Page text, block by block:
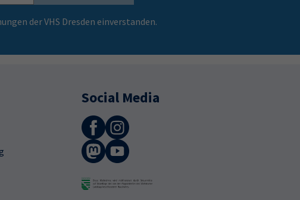
der VHS Dresden einverstanden.
Social Media